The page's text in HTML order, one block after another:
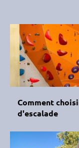
Comment
d'escalade